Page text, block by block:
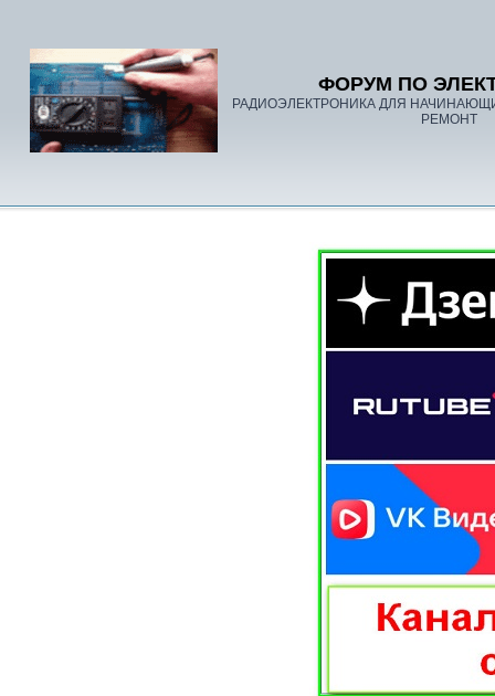
ФОРУМ ПО
РАДИОЭЛЕКТРОНИКА ДЛЯ
РЕМОНТ